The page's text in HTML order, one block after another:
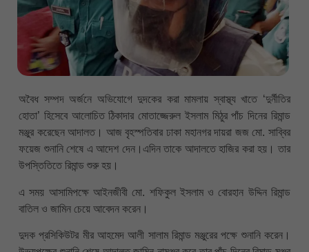
অবৈধ সম্পদ অর্জনে অভিযোগে দুদকের করা মামলায় স্বাস্থ্য খাতে ‘দুর্নীতির
হোতা’ হিসেবে আলোচিত ঠিকাদার মোতাজ্জেরুল ইসলাম মিঠুর পাঁচ দিনের রিমান্ড
মঞ্জুর করেছেন আদালত। আজ বৃহস্পতিবার ঢাকা মহানগর দায়রা জজ মো. সাব্বির
ফয়েজ শুনানি শেষে এ আদেশ দেন।এদিন তাকে আদালতে হাজির করা হয়। তার
উপস্তিতিতে রিমান্ড শুরু হয়।
এ সময় আসামিপক্ষে আইনজীবী মো. শফিকুল ইসলাম ও বোরহান উদ্দিন রিমান্ড
বাতিল ও জামিন চেয়ে আবেদন করেন।
দুদক প্রসিকিউটর মীর আহমেদ আলী সালাম রিমান্ড মঞ্জুরের পক্ষে শুনানি করেন।